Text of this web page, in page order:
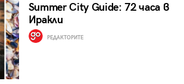
Summer City Guide: 72 часа в
Иракли
РЕДАКТОРИТЕ